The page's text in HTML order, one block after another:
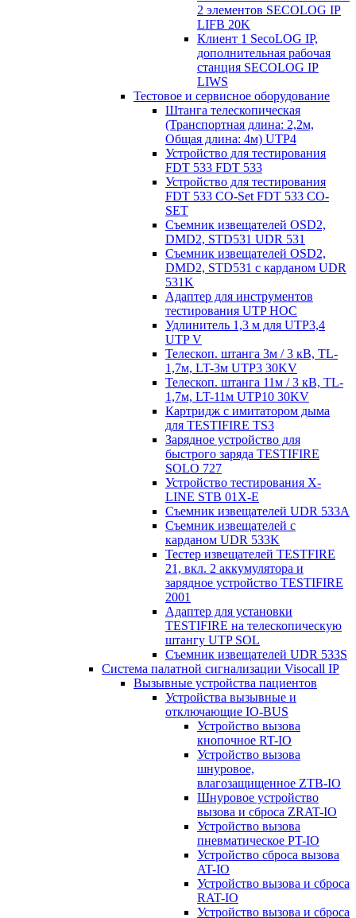
2 элементов SECOLOG IP
LIFB 20K
Клиент 1 SecoLOG IP,
дополнительная рабочая
станция SECOLOG IP
LIWS
Тестовое и сервисное оборудование
Штанга телескопическая
(Транспортная длина: 2,2м,
Общая длина: 4м) UTP4
Устройство для тестирования
FDT 533 FDT 533
Устройство для тестирования
FDT 533 CO-Set FDT 533 CO-
SET
Съемник извещателей OSD2,
DMD2, STD531 UDR 531
Съемник извещателей OSD2,
DMD2, STD531 с карданом UDR
531K
Адаптер для инструментов
тестирования UTP HOC
Удлинитель 1,3 м для UTP3,4
UTP V
Телескоп. штанга 3м / 3 кВ, TL-
1,7м, LT-3м UTP3 30KV
Телескоп. штанга 11м / 3 кВ, TL-
1,7м, LT-11м UTP10 30KV
Картридж с имитатором дыма
для TESTIFIRE TS3
Зарядное устройство для
быстрого заряда TESTIFIRE
SOLO 727
Устройство тестирования X-
LINE STB 01X-E
Съемник извещателей UDR 533A
Съемник извещателей с
карданом UDR 533K
Тестер извещателей TESTFIRE
21, вкл. 2 аккумулятора и
зарядное устройство TESTIFIRE
2001
Адаптер для установки
TESTIFIRE на телескопическую
штангу UTP SOL
Съемник извещателей UDR 533S
Система палатной сигнализации Visocall IP
Вызывные устройства пациентов
Устройства вызывные и
отключающие IO-BUS
Устройство вызова
кнопочное RT-IO
Устройство вызова
шнуровое,
влагозащищенное ZTB-IO
Шнуровое устройство
вызова и сброса ZRAT-IO
Устройство вызова
пневматическое PT-IO
Устройство сброса вызова
AT-IO
Устройство вызова и сброса
RAT-IO
Устройство вызова и сброса